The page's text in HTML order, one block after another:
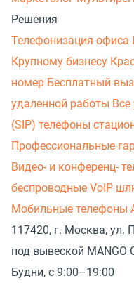
Решения
Телефонизация офиса
Крупному бизнесу
номер Бесплатный
удаленной работы
(SIP) телефоны
Профессиональные
Видео- и конференц-
беспроводные VoIP
Мобильные телефоны
117420, г. Москва, ул.
под вывеской MANGO
Будни, с 9:00–19:00